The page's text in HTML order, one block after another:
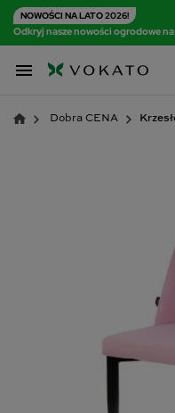
NOWOŚCI NA LATO 2026!
Odkryj nasze nowości ogrodowe

Dobra CENA